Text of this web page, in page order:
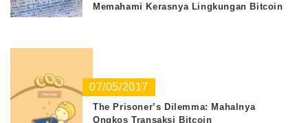
Memahami Kerasnya Lingkungan Bitcoin
07/05/2017
The Prisoner’s Dilemma: Mahalnya
Ongkos Transaksi Bitcoin